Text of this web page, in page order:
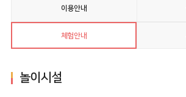
이용안내
체험안내
놀이시설